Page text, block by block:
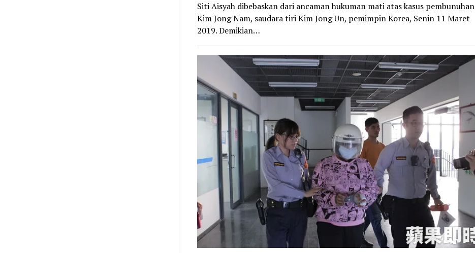
Siti Aisyah dibebaskan dari ancaman hukuman mati atas kasus pembunuhan
Kim Jong Nam, saudara tiri Kim Jong Un, pemimpin Korea, Senin 11 Maret
2019. Demikian…